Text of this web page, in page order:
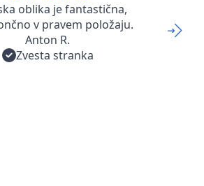
oblika je fantastična,
v pravem položaju.
Anton R.
Zvesta stranka